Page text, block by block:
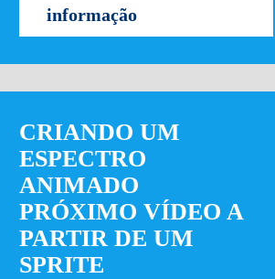
informação
CRIANDO UM
ESPECTRO
ANIMADO
PRÓXIMO VÍDEO A
PARTIR DE UM
SPRITE